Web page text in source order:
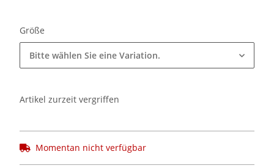
Größe
Bitte wählen Sie eine Variation.
Artikel zurzeit vergriffen
Momentan nicht verfügbar